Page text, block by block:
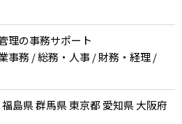
理の事務サポート
事務 / 総務・人事 / 財務・経理 /
島県 群馬県 東京都 愛知県 大阪府